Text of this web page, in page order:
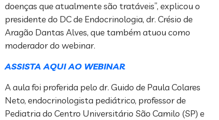
doenças que atualmente são tratáveis”, explicou o
presidente do DC de Endocrinologia, dr. Crésio de
Aragão Dantas Alves, que também atuou como
moderador do webinar.
ASSISTA AQUI AO WEBINAR
A aula foi proferida pelo dr. Guido de Paula Colares
Neto, endocrinologista pediátrico, professor de
Pediatria do Centro Universitário São Camilo (SP) e